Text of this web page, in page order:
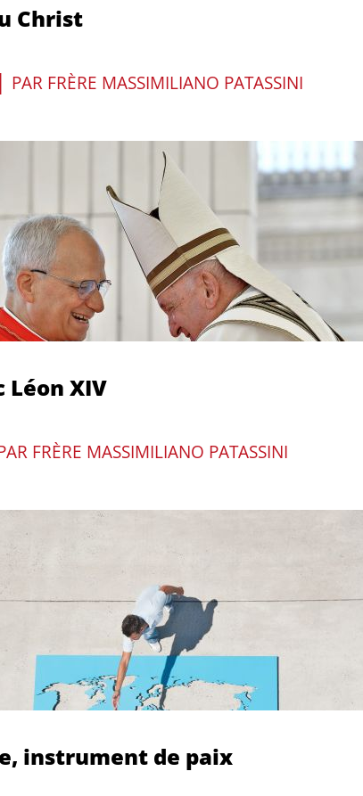
Christ
| PAR FRÈRE MASSIMILIANO PATASSINI
Léon XIV
FRÈRE MASSIMILIANO PATASSINI
instrument de paix